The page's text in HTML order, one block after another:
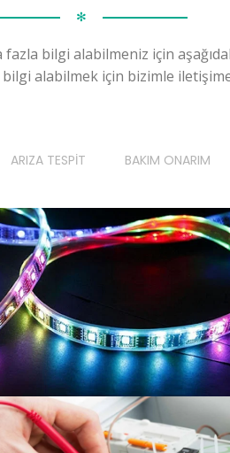
✻
bilgi alabilmeniz için
alabilmek için bizimle
ARIZA TESPIT BAKIM ONARIM